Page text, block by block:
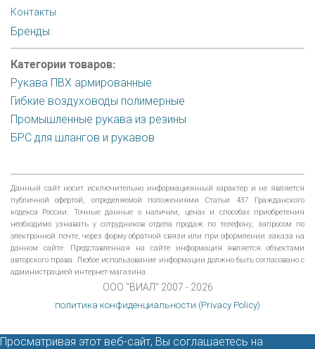
Контакты
Бренды
Категории товаров:
Рукава ПВХ армированные
Гибкие воздуховоды полимерные
Промышленные рукава из резины
БРС для шлангов и рукавов
Данный сайт носит исключительно информационный характер и не является
публичной офертой, определяемой положениями Статьи 437 Гражданского
кодекса России. Точные данные о наличии, ценах и способах приобретения
необходимо узнавать у сотрудников отдела продаж по телефону, запросом по
электронной почте, через форму обратной связи или при оформлении заказа на
данном сайте. Представленная на сайте информация является объектами
авторского права. Любое использование информации должно быть согласовано с
администрацией интернет-магазина.
ООО "ВИАЛ" 2007 - 2026
политика конфиденциальности (Privacy Policy)
Просматривая этот веб-сайт, Вы соглашаетесь на